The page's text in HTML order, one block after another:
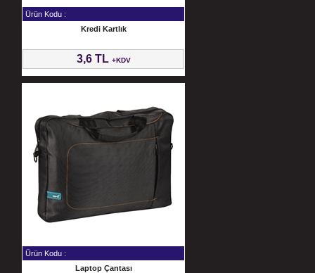
Ürün Kodu :
Kredi Kartlık
3,6 TL +KDV
Ürün Kodu :
Laptop Çantası